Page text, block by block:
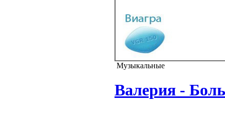
Музыкальные
Валерия -